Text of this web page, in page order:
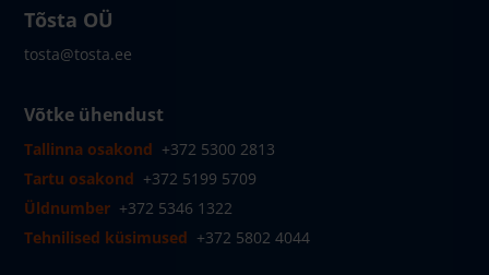
Tõsta OÜ
tosta@tosta.ee
Võtke ühendust
Tallinna osakond +372 5300 2813
Tartu osakond +372 5199 5709
Üldnumber +372 5346 1322
Tehnilised küsimused +372 5802 4044